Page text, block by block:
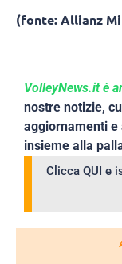
(fonte: Allianz
VolleyNews.it è
nostre notizie,
aggiornamenti
insieme alla
Clicca QUI e